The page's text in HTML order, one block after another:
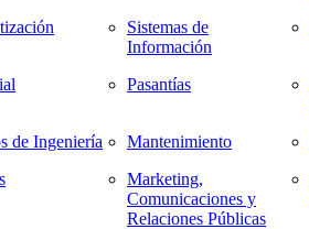
de Ingeniería
Sistemas de
Información
Pasantías
Mantenimiento
Marketing,
Comunicaciones y
Relaciones Públicas